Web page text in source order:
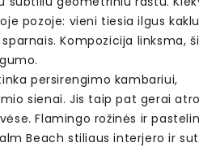
pozoje: vieni tiesia ilgus
Kompozicija linksma,
persirengimo kambariui,
sienai. Jis taip pat gerai
Flamingo rožinės ir
Beach stiliaus interjero ir